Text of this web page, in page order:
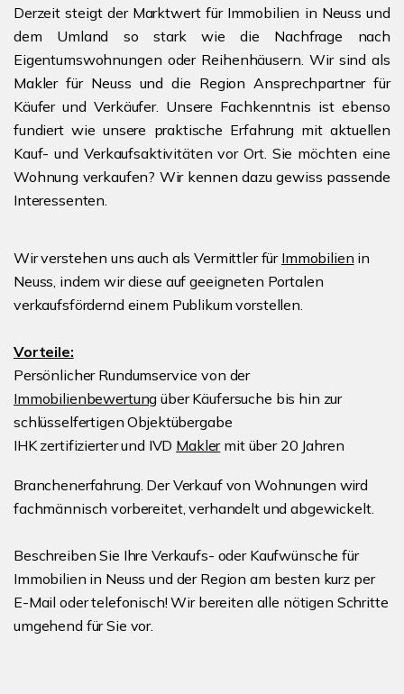
Derzeit steigt der Marktwert für Immobilien in Neuss und
dem Umland so stark wie die Nachfrage nach
Eigentumswohnungen oder Reihenhäusern. Wir sind als
Makler für Neuss und die Region Ansprechpartner für
Käufer und Verkäufer. Unsere Fachkenntnis ist ebenso
fundiert wie unsere praktische Erfahrung mit aktuellen
Kauf- und Verkaufsaktivitäten vor Ort. Sie möchten eine
Wohnung verkaufen? Wir kennen dazu gewiss passende
Interessenten.
Wir verstehen uns auch als Vermittler für Immobilien in
Neuss, indem wir diese auf geeigneten Portalen
verkaufsfördernd einem Publikum vorstellen.
Vorteile:
Persönlicher Rundumservice von der
Immobilienbewertung über Käufersuche bis hin zur
schlüsselfertigen Objektübergabe
IHK zertifizierter und IVD Maklermit über 20 Jahren
Branchenerfahrung. Der Verkauf von Wohnungen wird
fachmännisch vorbereitet, verhandelt und abgewickelt.
Beschreiben Sie Ihre Verkaufs- oder Kaufwünsche für
Immobilien in Neuss und der Region am besten kurz per
E-Mail oder telefonisch! Wir bereiten alle nötigen Schritte
umgehend für Sie vor.